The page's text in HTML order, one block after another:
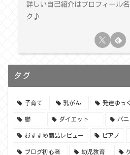
詳しい自己紹介はプロフィール
ク♪
タグ
子育て 乳がん 発達ゆっ
鬱 ダイエット パニ
おすすめ商品レビュー ピアノ
ブログ初心者 幼児教育